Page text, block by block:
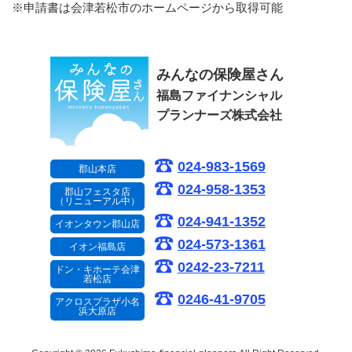
※申請書は会津若松市のホームページから取得可能
みんなの保険屋さん
福島ファイナンシャル
プランナーズ株式会社
郡山本店 024-983-1569
郡山フェスタ店
（リニューアル中）
024-958-1353
イオンタウン郡山店 024-941-1352
イオン福島店 024-573-1361
ドン・キホーテ会津
若松店
0242-23-7211
アクロスプラザ小名
浜大原店
0246-41-9705